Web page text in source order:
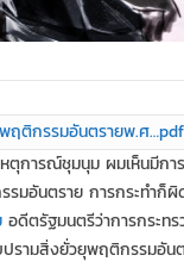
ฤติกรรมอันตรายพ.ศ…pdf
ตุการณ์ชุมนุม ผมเห็นมีก
อันตราย การกระทำก็ผิ
อดีตรัฐมนตรีว่าการกระท
รามสิ่งยั่วยุพฤติกรรมอัน